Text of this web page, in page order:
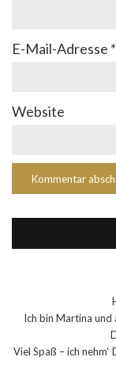
E-Mail-Adresse *
Website
Ich bin Martina und
Viel Spaß – ich